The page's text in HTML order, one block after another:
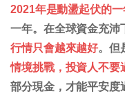
2021年是動盪起伏的一
一年。在全球資金充沛
行情只會越來越好。但
情境挑戰，投資人不要
部分現金，才能平安度